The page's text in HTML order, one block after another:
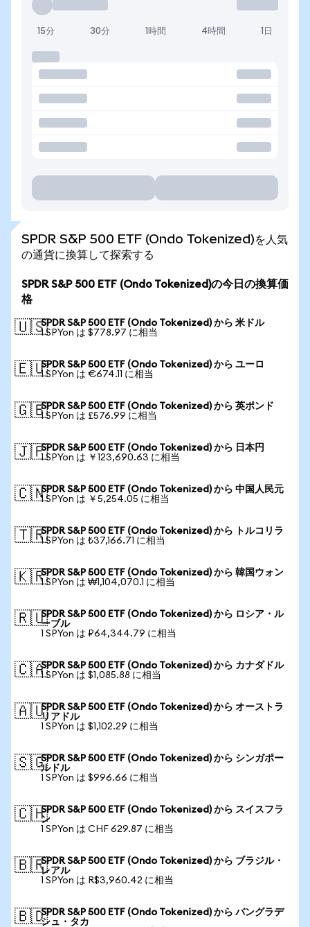
15分 30分 1時間 4時間 1日
SPDR S&P 500 ETF (Ondo Tokenized)を人気
の通貨に換算して探索する
SPDR S&P 500 ETF (Ondo Tokenized)の今日の換算価
格
🇺🇸SPDR S&P 500 ETF (Ondo Tokenized) から 米ドル
1 SPYon は $778.97 に相当
🇪🇺SPDR S&P 500 ETF (Ondo Tokenized) から ユーロ
1 SPYon は €674.11 に相当
🇬🇧SPDR S&P 500 ETF (Ondo Tokenized) から 英ポンド
1 SPYon は £576.99 に相当
🇯🇵SPDR S&P 500 ETF (Ondo Tokenized) から 日本円
1 SPYon は ￥123,690.63 に相当
🇨🇳SPDR S&P 500 ETF (Ondo Tokenized) から 中国人民元
1 SPYon は ￥5,254.05 に相当
🇹🇷SPDR S&P 500 ETF (Ondo Tokenized) から トルコリラ
1 SPYon は ₺37,166.71 に相当
🇰🇷SPDR S&P 500 ETF (Ondo Tokenized) から 韓国ウォン
1 SPYon は ₩1,104,070.1 に相当
🇷🇺SPDR S&P 500 ETF (Ondo Tokenized) から ロシア・ル
ーブル
1 SPYon は ₽64,344.79 に相当
🇨🇦SPDR S&P 500 ETF (Ondo Tokenized) から カナダドル
1 SPYon は $1,085.88 に相当
🇦🇺SPDR S&P 500 ETF (Ondo Tokenized) から オーストラ
リアドル
1 SPYon は $1,102.29 に相当
🇸🇬SPDR S&P 500 ETF (Ondo Tokenized) から シンガポー
ルドル
1 SPYon は $996.66 に相当
🇨🇭SPDR S&P 500 ETF (Ondo Tokenized) から スイスフラ
ン
1 SPYon は CHF 629.87 に相当
🇧🇷SPDR S&P 500 ETF (Ondo Tokenized) から ブラジル・
レアル
1 SPYon は R$3,960.42 に相当
🇧🇩SPDR S&P 500 ETF (Ondo Tokenized) から バングラデ
シュ・タカ